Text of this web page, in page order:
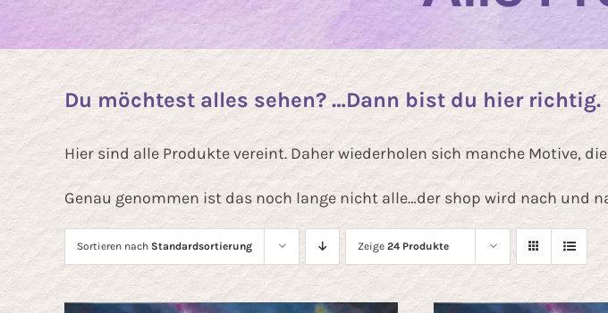
Du möchtest alles sehen? …Dann bist du hier richtig.
Hier sind alle Produkte vereint. Daher wiederholen sich manche Motive,
Genau genommen ist das noch lange nicht alle…der shop wird nach und
Sortieren nach Standardsortierung Zeige 24 Produkte